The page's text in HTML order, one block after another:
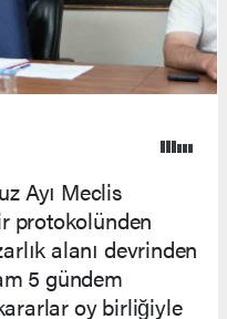
Ayı Meclis
protokolünden
alanı devrinden
5 gündem
oy birliğiyle